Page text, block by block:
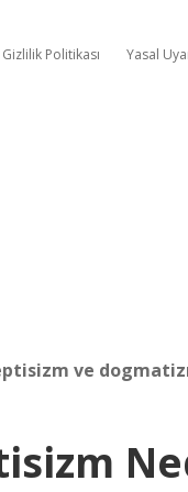
Gizlilik Politikası Yasal
ve